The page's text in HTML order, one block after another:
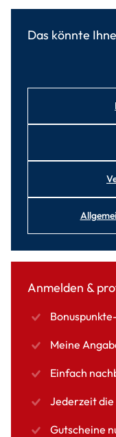
Das könnte
Anmelden &
Meine
Einfach
Jederzeit
Gutscheine